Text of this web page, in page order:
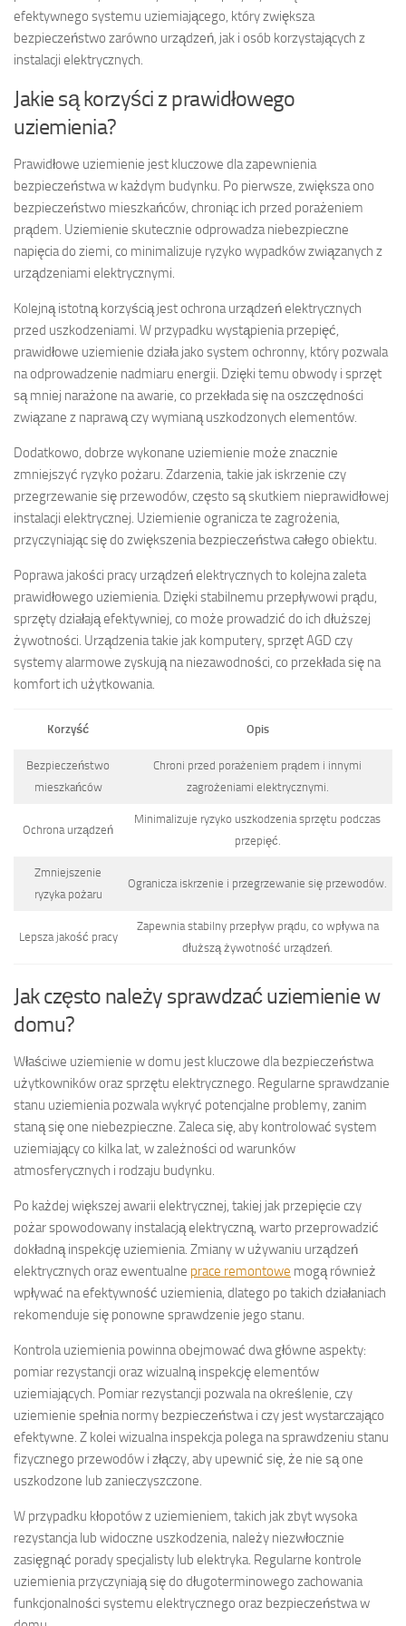
efektywnego systemu uziemiającego, który zwiększa
bezpieczeństwo zarówno urządzeń, jak i osób korzystających z
instalacji elektrycznych.
Jakie są korzyści z prawidłowego
uziemienia?
Prawidłowe uziemienie jest kluczowe dla zapewnienia
bezpieczeństwa w każdym budynku. Po pierwsze, zwiększa ono
bezpieczeństwo mieszkańców, chroniąc ich przed porażeniem
prądem. Uziemienie skutecznie odprowadza niebezpieczne
napięcia do ziemi, co minimalizuje ryzyko wypadków związanych z
urządzeniami elektrycznymi.
Kolejną istotną korzyścią jest ochrona urządzeń elektrycznych
przed uszkodzeniami. W przypadku wystąpienia przepięć,
prawidłowe uziemienie działa jako system ochronny, który pozwala
na odprowadzenie nadmiaru energii. Dzięki temu obwody i sprzęt
są mniej narażone na awarie, co przekłada się na oszczędności
związane z naprawą czy wymianą uszkodzonych elementów.
Dodatkowo, dobrze wykonane uziemienie może znacznie
zmniejszyć ryzyko pożaru. Zdarzenia, takie jak iskrzenie czy
przegrzewanie się przewodów, często są skutkiem nieprawidłowej
instalacji elektrycznej. Uziemienie ogranicza te zagrożenia,
przyczyniając się do zwiększenia bezpieczeństwa całego obiektu.
Poprawa jakości pracy urządzeń elektrycznych to kolejna zaleta
prawidłowego uziemienia. Dzięki stabilnemu przepływowi prądu,
sprzęty działają efektywniej, co może prowadzić do ich dłuższej
żywotności. Urządzenia takie jak komputery, sprzęt AGD czy
systemy alarmowe zyskują na niezawodności, co przekłada się na
komfort ich użytkowania.
Korzyść Opis
Bezpieczeństwo
mieszkańców
Chroni przed porażeniem prądem i innymi
zagrożeniami elektrycznymi.
Ochrona urządzeń
Minimalizuje ryzyko uszkodzenia sprzętu podczas
przepięć.
Zmniejszenie
ryzyka pożaru
Ogranicza iskrzenie i przegrzewanie się przewodów.
Lepsza jakość pracy
Zapewnia stabilny przepływ prądu, co wpływa na
dłuższą żywotność urządzeń.
Jak często należy sprawdzać uziemienie w
domu?
Właściwe uziemienie w domu jest kluczowe dla bezpieczeństwa
użytkowników oraz sprzętu elektrycznego. Regularne sprawdzanie
stanu uziemienia pozwala wykryć potencjalne problemy, zanim
staną się one niebezpieczne. Zaleca się, aby kontrolować system
uziemiający co kilka lat, w zależności od warunków
atmosferycznych i rodzaju budynku.
Po każdej większej awarii elektrycznej, takiej jak przepięcie czy
pożar spowodowany instalacją elektryczną, warto przeprowadzić
dokładną inspekcję uziemienia. Zmiany w używaniu urządzeń
elektrycznych oraz ewentualne prace remontowe mogą również
wpływać na efektywność uziemienia, dlatego po takich działaniach
rekomenduje się ponowne sprawdzenie jego stanu.
Kontrola uziemienia powinna obejmować dwa główne aspekty:
pomiar rezystancji oraz wizualną inspekcję elementów
uziemiających. Pomiar rezystancji pozwala na określenie, czy
uziemienie spełnia normy bezpieczeństwa i czy jest wystarczająco
efektywne. Z kolei wizualna inspekcja polega na sprawdzeniu stanu
fizycznego przewodów i złączy, aby upewnić się, że nie są one
uszkodzone lub zanieczyszczone.
W przypadku kłopotów z uziemieniem, takich jak zbyt wysoka
rezystancja lub widoczne uszkodzenia, należy niezwłocznie
zasięgnąć porady specjalisty lub elektryka. Regularne kontrole
uziemienia przyczyniają się do długoterminowego zachowania
funkcjonalności systemu elektrycznego oraz bezpieczeństwa w